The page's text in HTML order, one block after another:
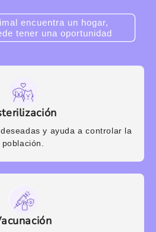
encuentra un hogar,
tener una oportunidad
y ayuda a controlar la
población.